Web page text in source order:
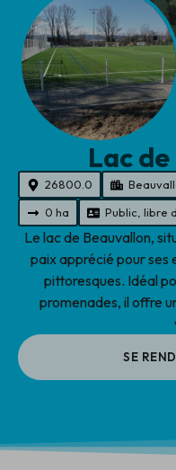
Lac
26800.0
0 ha
Public, libre
Le lac de Beauvallon,
paix apprécié pour ses
pittoresques. Idéal
promenades, il offre
SE